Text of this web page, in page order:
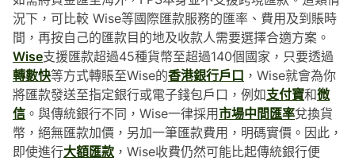
況下，可比較 Wise等國際匯款服務的匯率、費用及到賬時
間，再按自己的匯款目的地及收款人需要選擇合適方案。
Wise支援匯款超過45種貨幣至超過140個國家，只要透過
轉數快等方式轉賬至Wise的香港銀行戶口 ，Wise就會為你
將匯款發送至指定銀行或電子錢包戶口，例如支付寶和微
信 。與傳統銀行不同，Wise一律採用市場中間匯率兌換貨
幣，絕無匯款加價，另加一筆匯款費用，明碼實價。因此，
即使進行大額匯款 ，Wise收費仍然可能比起傳統銀行便